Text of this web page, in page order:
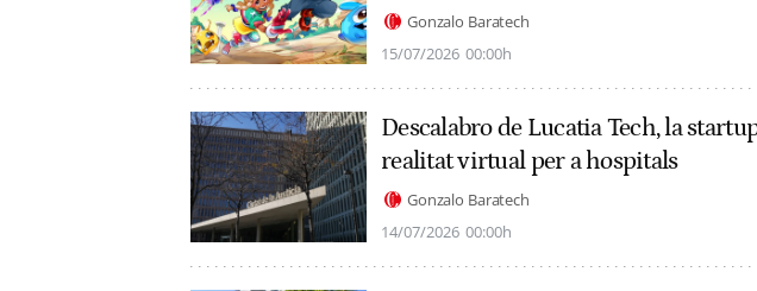
Gonzalo Baratech
15/07/2026 00:00h
Descalabro de Lucatia Tech, la
realitat virtual per a hospitals
Gonzalo Baratech
14/07/2026 00:00h